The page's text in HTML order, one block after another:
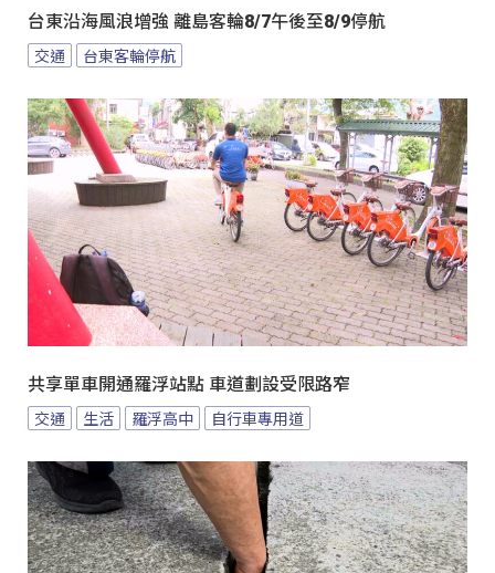
台東沿海風浪增強 離島客輪8/7午後至8/9停航
交通 台東客輪停航
共享單車開通羅浮站點 車道劃設受限路窄
交通 生活 羅浮高中 自行車專用道